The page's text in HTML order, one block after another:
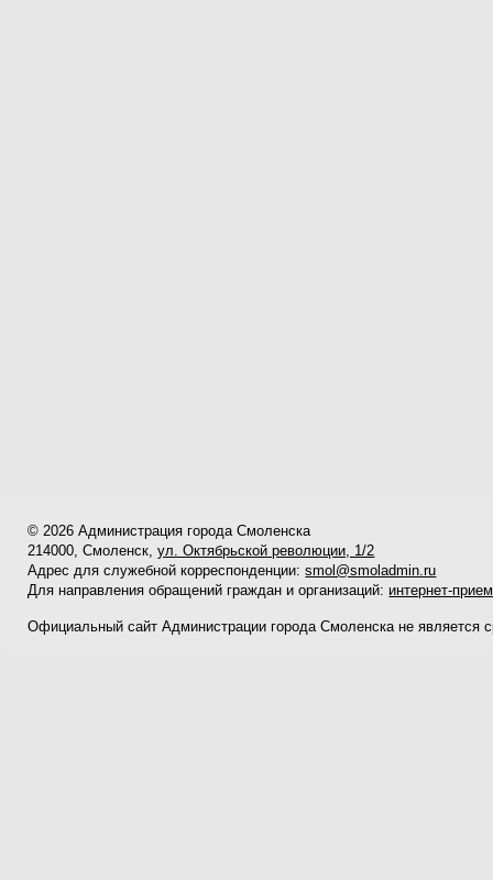
© 2026 Администрация города Смоленска
214000, Смоленск,ул. Октябрьской революции, 1/2
Адрес для служебной корреспонденции:smol@smoladmin.ru
Для направления обращений граждан и организаций: интернет-
Официальный сайт Администрации города Смоленска не является